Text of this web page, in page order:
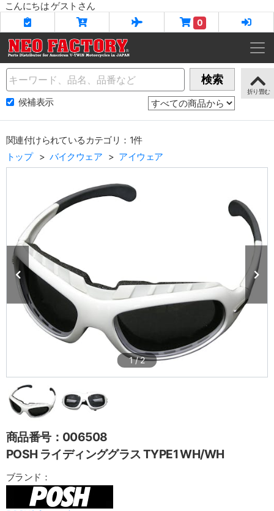
こんにちは ゲストさん
0
Name 検索
候補表示
関連付けられているカテゴリ：1件
トップ
バイクウェア アイウェア
1/2
商品番号：006508
POSH ライディンググラス TYPE1 WH/WH
ブランド：